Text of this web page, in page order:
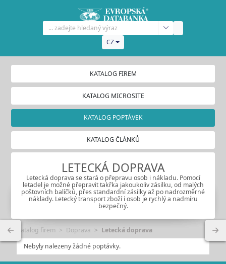
CZ
KATALOG FIREM
KATALOG MICROSITE
KATALOG POPTÁVEK
KATALOG ČLÁNKŮ
LETECKÁ DOPRAVA
Letecká doprava se stará o přepravu osob i nákladu. Pomocí
letadel je možné přepravit takřka jakoukoliv zásilku, od malých
poštovních balíčků, přes standardní zásilky až po nadrozměrné
náklady. Letecký transport zboží i osob je rychlý a nadmíru
bezpečný.
Katalog firem Doprava
Letecká doprava
Nebyly nalezeny žádné poptávky.